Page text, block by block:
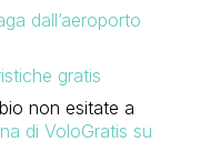
dall’aeroporto
gratis
non esitate a
di VoloGratis su